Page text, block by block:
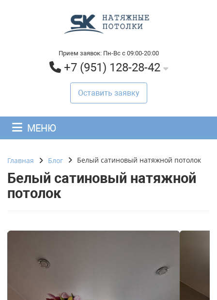
Прием заявок: Пн-Вс с 09:00-20:00
+7 (951) 128-28-42
Оставить заявку
МЕНЮ
Главная Блог Белый сатиновый натяжной потолок
Белый сатиновый натяжной
потолок